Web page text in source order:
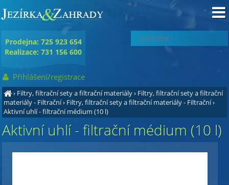
› Filtry, filtrační sety a filtrační materiály› Filtry, filtrační sety a filtrační
materiály - Filtrační› Filtry, filtrační sety a filtrační materiály - Filtrační›
Aktivní uhlí - filtrační médium (10 l)
Aktivní uhlí - filtrační médium (10 l)
Prodejna: 725 923 654
Realizace: 731 156 600
Přihlášení/registrace